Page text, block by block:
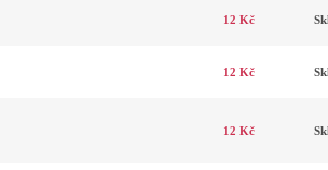
12 Kč
12 Kč
12 Kč